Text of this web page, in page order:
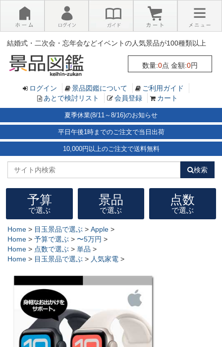
結婚式・二次会・忘年会などイベントの人気景品が100種類以上
数量:0点 金額:0円
×
ログイン 景品図鑑について
ご利用ガイド
あとで検討リスト
会員登録 カート
夏季休業(8/11～8/16)のお知らせ
平日午後1時までのご注文で当日出荷
10,000円以上のご注文で送料無料
検索
予算
で選ぶ
景品
で選ぶ
点数
で選ぶ
Home > 目玉景品で選ぶ > Apple >
Home > 予算で選ぶ > 〜5万円 >
Home > 点数で選ぶ > 単品 >
Home > 目玉景品で選ぶ > 人気家電 >